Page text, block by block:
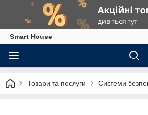
Smart House
Товари та послуги Системи